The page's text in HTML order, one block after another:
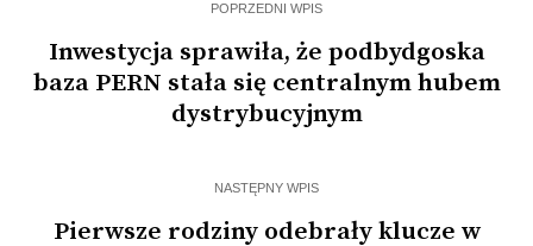
POPRZEDNI WPIS
Inwestycja sprawiła, że podbydgoska
baza PERN stała się centralnym hubem
dystrybucyjnym
NASTĘPNY WPIS
Pierwsze rodziny odebrały klucze w